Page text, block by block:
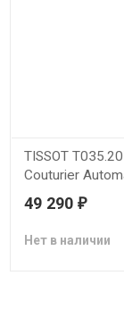
TISSOT
Couturier
49 290 ₽
Нет в наличии